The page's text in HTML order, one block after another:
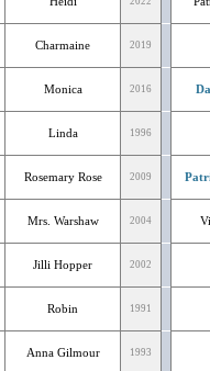
Charmaine 2019
Monica 2016
Linda 1996
Rosemary Rose 2009
Mrs. Warshaw 2004
Jilli Hopper 2002
Robin 1991
Anna Gilmour 1993